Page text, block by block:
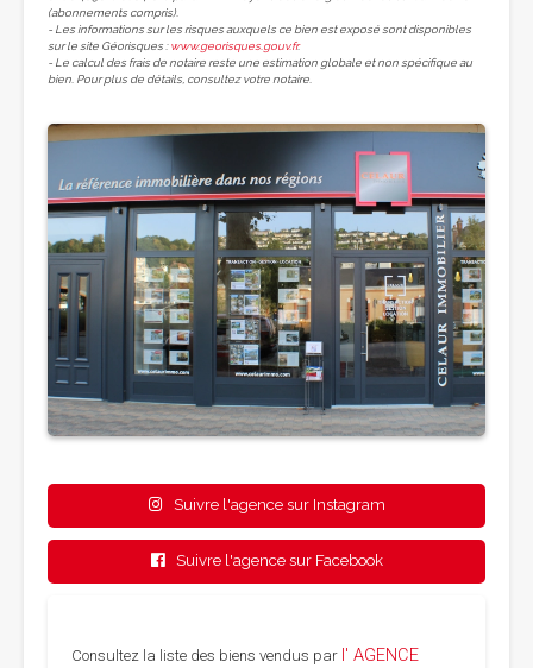
(abonnements compris).
- Les informations sur les risques auxquels ce bien est exposé sont disponibles
sur le site Géorisques :www.georisques.gouv.fr.
- Le calcul des frais de notaire reste une estimation globale et non spécifique au
bien. Pour plus de détails, consultez votre notaire.
Suivre l'agence sur Instagram
Suivre l'agence sur Facebook
Consultez la liste des biens vendus par l' AGENCE